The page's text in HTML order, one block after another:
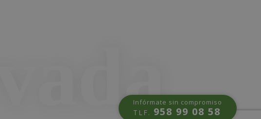
Infórmate sin compromiso
TLF. 958 99 08 58